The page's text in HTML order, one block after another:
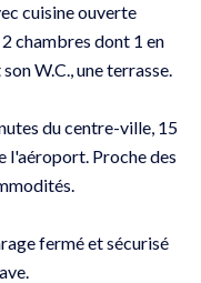
cuisine ouverte
chambres dont 1 en
W.C., une terrasse.
du centre-ville, 15
l'aéroport. Proche des
fermé et sécurisé